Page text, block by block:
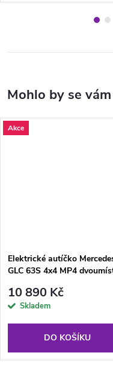
Akce
Elektrické autíčko
GLC 63S 4x4 MP4
10 890 Kč
Skladem
DO KOŠÍKU